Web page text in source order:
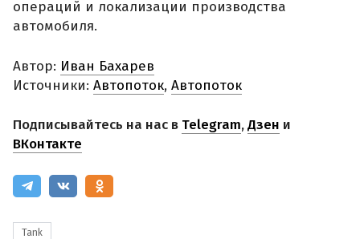
операций и локализации производства
автомобиля.
Автор: Иван Бахарев
Источники: Автопоток, Автопоток
Подписывайтесь на нас в Telegram,Дзен и
ВКонтакте
Tank